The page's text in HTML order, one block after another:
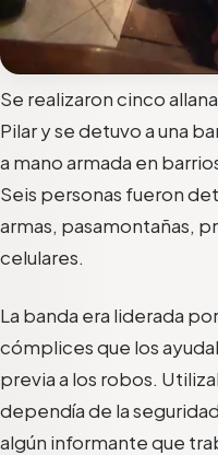
Se realizaron cinco
Pilar y se detuvo a una
a mano armada en
Seis personas fueron
armas, pasamontañas,
celulares.
La banda era liderada
cómplices que los
previa a los robos.
dependía de la
algún informante que